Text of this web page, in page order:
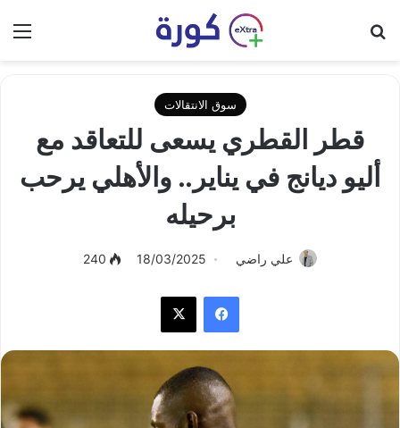
سوق الانتقالات
قطر القطري يسعى للتعاقد مع
أليو ديانج في يناير.. والأهلي يرحب
برحيله
علي راضي 18/03/2025
240
فيسبوك